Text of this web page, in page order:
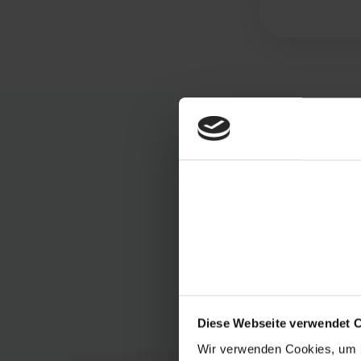
Diese Webseite verwendet
Wir verwenden Cookies,